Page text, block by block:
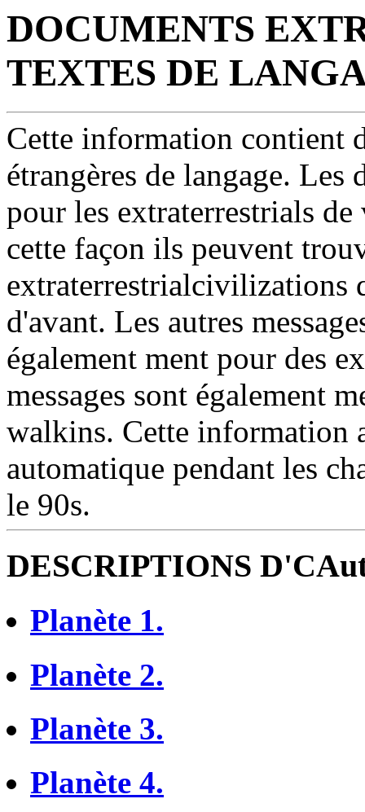
DOCUMENTS
TEXTES DE
Cette information contient
étrangères de langage.
pour les extraterrestrials
cette façon ils peuvent
extraterrestrialcivilizations
d'avant. Les autres
également ment pour des
messages sont également
walkins. Cette information
automatique pendant les
le 90s.
DESCRIPTIONS
Planète 1.
Planète 2.
Planète 3.
Planète 4.